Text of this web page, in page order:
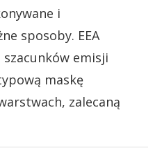
i
sposoby. EEA
szacunków emisji
maskę
zalecaną